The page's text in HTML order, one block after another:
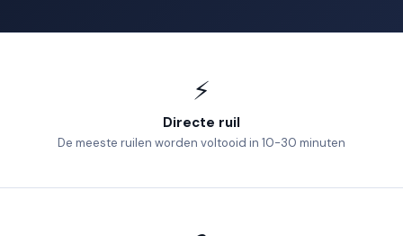
⚡
Directe ruil
De meeste ruilen worden voltooid in 10-30 minuten